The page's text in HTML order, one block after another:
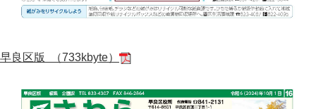
早良区版 （733kbyte）